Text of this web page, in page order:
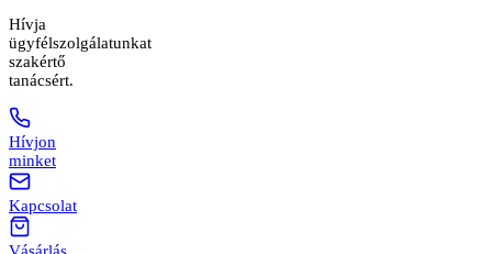
Hívja
ügyfélszolgálatunkat
szakértő
tanácsért.
Hívjon
minket
Kapcsolat